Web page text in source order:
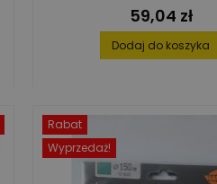
Cena
59,04 zł
Dodaj do koszyka
Rabat
Wyprzedaż!